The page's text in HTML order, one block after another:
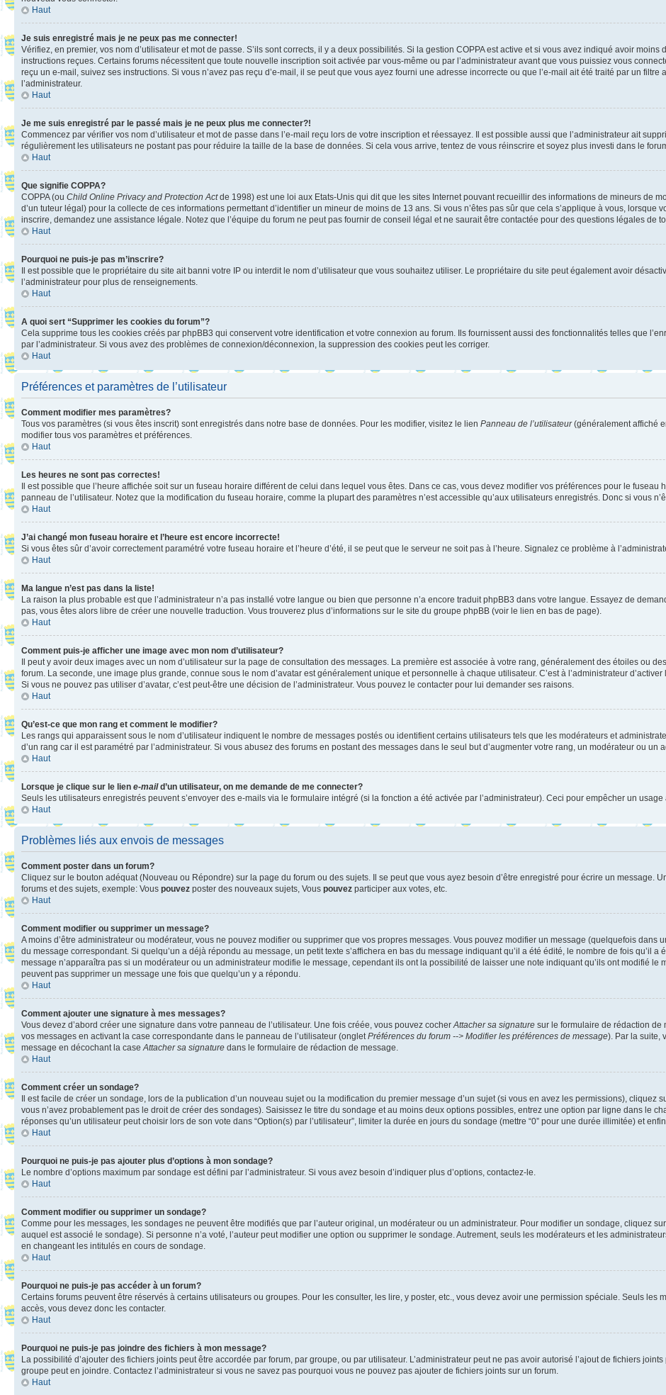
Haut
Je suis enregistré mais je ne peux pas me connecter!
Vérifiez, en premier, vos nom d’utilisateur et mot de passe. S’ils sont corrects, il y a deux possibilités. Si la gestion COPPA est active et si vous avez indiqué avoir
instructions reçues. Certains forums nécessitent que toute nouvelle inscription soit activée par vous-même ou par l’administrateur avant que vous puissiez vous
reçu un e-mail, suivez ses instructions. Si vous n’avez pas reçu d’e-mail, il se peut que vous ayez fourni une adresse incorrecte ou que l’e-mail ait été traité par un
l’administrateur.
Haut
Je me suis enregistré par le passé mais je ne peux plus me connecter?!
Commencez par vérifier vos nom d’utilisateur et mot de passe dans l’e-mail reçu lors de votre inscription et réessayez. Il est possible aussi que l’administrateur ait
régulièrement les utilisateurs ne postant pas pour réduire la taille de la base de données. Si cela vous arrive, tentez de vous réinscrire et soyez plus investi dans le
Haut
Que signifie COPPA?
COPPA (ou Child Online Privacy and Protection Actde 1998) est une loi aux Etats-Unis qui dit que les sites Internet pouvant recueillir des informations de mineurs de
d’un tuteur légal) pour la collecte de ces informations permettant d’identifier un mineur de moins de 13 ans. Si vous n’êtes pas sûr que cela s’applique à vous,
inscrire, demandez une assistance légale. Notez que l’équipe du forum ne peut pas fournir de conseil légal et ne saurait être contactée pour des questions légales de
Haut
Pourquoi ne puis-je pas m’inscrire?
Il est possible que le propriétaire du site ait banni votre IP ou interdit le nom d’utilisateur que vous souhaitez utiliser. Le propriétaire du site peut également avoir
l’administrateur pour plus de renseignements.
Haut
A quoi sert “Supprimer les cookies du forum”?
Cela supprime tous les cookies créés par phpBB3 qui conservent votre identification et votre connexion au forum. Ils fournissent aussi des fonctionnalités telles que
par l’administrateur. Si vous avez des problèmes de connexion/déconnexion, la suppression des cookies peut les corriger.
Haut
Préférences et paramètres de l’utilisateur
Comment modifier mes paramètres?
Tous vos paramètres (si vous êtes inscrit) sont enregistrés dans notre base de données. Pour les modifier, visitez le lien Panneau de l’utilisateur(généralement affiché
modifier tous vos paramètres et préférences.
Haut
Les heures ne sont pas correctes!
Il est possible que l’heure affichée soit sur un fuseau horaire différent de celui dans lequel vous êtes. Dans ce cas, vous devez modifier vos préférences pour le fuseau
panneau de l’utilisateur. Notez que la modification du fuseau horaire, comme la plupart des paramètres n’est accessible qu’aux utilisateurs enregistrés. Donc si vous
Haut
J’ai changé mon fuseau horaire et l’heure est encore incorrecte!
Si vous êtes sûr d’avoir correctement paramétré votre fuseau horaire et l’heure d’été, il se peut que le serveur ne soit pas à l’heure. Signalez ce problème à
Haut
Ma langue n’est pas dans la liste!
La raison la plus probable est que l’administrateur n’a pas installé votre langue ou bien que personne n’a encore traduit phpBB3 dans votre langue. Essayez de
pas, vous êtes alors libre de créer une nouvelle traduction. Vous trouverez plus d’informations sur le site du groupe phpBB (voir le lien en bas de page).
Haut
Comment puis-je afficher une image avec mon nom d’utilisateur?
Il peut y avoir deux images avec un nom d’utilisateur sur la page de consultation des messages. La première est associée à votre rang, généralement des étoiles ou
forum. La seconde, une image plus grande, connue sous le nom d’avatar est généralement unique et personnelle à chaque utilisateur. C’est à l’administrateur
Si vous ne pouvez pas utiliser d’avatar, c’est peut-être une décision de l’administrateur. Vous pouvez le contacter pour lui demander ses raisons.
Haut
Qu’est-ce que mon rang et comment le modifier?
Les rangs qui apparaissent sous le nom d’utilisateur indiquent le nombre de messages postés ou identifient certains utilisateurs tels que les modérateurs et
d’un rang car il est paramétré par l’administrateur. Si vous abusez des forums en postant des messages dans le seul but d’augmenter votre rang, un modérateur ou un
Haut
Lorsque je clique sur le lien e-maild’un utilisateur, on me demande de me connecter?
Seuls les utilisateurs enregistrés peuvent s’envoyer des e-mails via le formulaire intégré (si la fonction a été activée par l’administrateur). Ceci pour empêcher un
Haut
Problèmes liés aux envois de messages
Comment poster dans un forum?
Cliquez sur le bouton adéquat (Nouveau ou Répondre) sur la page du forum ou des sujets. Il se peut que vous ayez besoin d’être enregistré pour écrire un message.
forums et des sujets, exemple: Vous pouvez poster des nouveaux sujets, Vous pouvez participer aux votes, etc.
Haut
Comment modifier ou supprimer un message?
A moins d’être administrateur ou modérateur, vous ne pouvez modifier ou supprimer que vos propres messages. Vous pouvez modifier un message (quelquefois
du message correspondant. Si quelqu’un a déjà répondu au message, un petit texte s’affichera en bas du message indiquant qu’il a été édité, le nombre de fois qu’il
message n’apparaîtra pas si un modérateur ou un administrateur modifie le message, cependant ils ont la possibilité de laisser une note indiquant qu’ils ont modifié
peuvent pas supprimer un message une fois que quelqu’un y a répondu.
Haut
Comment ajouter une signature à mes messages?
Vous devez d’abord créer une signature dans votre panneau de l’utilisateur. Une fois créée, vous pouvez cocher Attacher sa signature sur le formulaire de rédaction de
vos messages en activant la case correspondante dans le panneau de l’utilisateur (onglet Préférences du forum --> Modifier les préférences de message). Par la suite,
message en décochant la case Attacher sa signature dans le formulaire de rédaction de message.
Haut
Comment créer un sondage?
Il est facile de créer un sondage, lors de la publication d’un nouveau sujet ou la modification du premier message d’un sujet (si vous en avez les permissions), cliquez
vous n’avez probablement pas le droit de créer des sondages). Saisissez le titre du sondage et au moins deux options possibles, entrez une option par ligne dans le
réponses qu’un utilisateur peut choisir lors de son vote dans “Option(s) par l’utilisateur”, limiter la durée en jours du sondage (mettre “0” pour une durée illimitée) et
Haut
Pourquoi ne puis-je pas ajouter plus d’options à mon sondage?
Le nombre d’options maximum par sondage est défini par l’administrateur. Si vous avez besoin d’indiquer plus d’options, contactez-le.
Haut
Comment modifier ou supprimer un sondage?
Comme pour les messages, les sondages ne peuvent être modifiés que par l’auteur original, un modérateur ou un administrateur. Pour modifier un sondage, cliquez
auquel est associé le sondage). Si personne n’a voté, l’auteur peut modifier une option ou supprimer le sondage. Autrement, seuls les modérateurs et les
en changeant les intitulés en cours de sondage.
Haut
Pourquoi ne puis-je pas accéder à un forum?
Certains forums peuvent être réservés à certains utilisateurs ou groupes. Pour les consulter, les lire, y poster, etc., vous devez avoir une permission spéciale. Seuls
accès, vous devez donc les contacter.
Haut
Pourquoi ne puis-je pas joindre des fichiers à mon message?
La possibilité d’ajouter des fichiers joints peut être accordée par forum, par groupe, ou par utilisateur. L’administrateur peut ne pas avoir autorisé l’ajout de fichiers
groupe peut en joindre. Contactez l’administrateur si vous ne savez pas pourquoi vous ne pouvez pas ajouter de fichiers joints sur un forum.
Haut